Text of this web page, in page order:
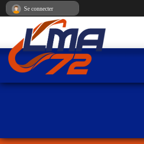
Se connecter
Panneau de gestion des cookies